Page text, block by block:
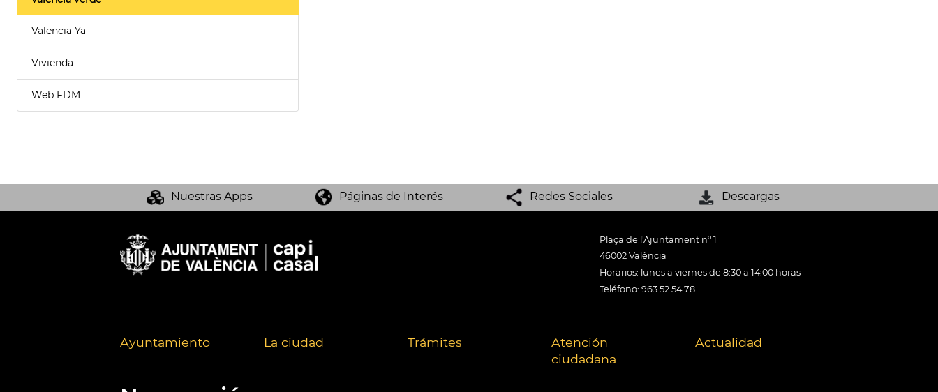
Valencia Ya
Vivienda
Web FDM
Nuestras Apps Páginas de Interés Redes Sociales Descargas
Plaça de l'Ajuntament nº 1
46002 València
Horarios: lunes a viernes de 8:30 a 14:00 horas
Teléfono: 963 52 54 78
Ayuntamiento La ciudad Trámites
Atención
ciudadana
Actualidad